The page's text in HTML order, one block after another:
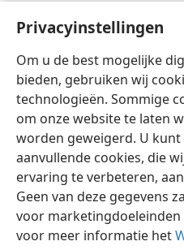
Privacyinstellingen
Om u de best mogelijke
bieden, gebruiken wij
technologieën. Sommige
om onze website te laten
worden geweigerd. U
aanvullende cookies, die
ervaring te verbeteren,
Geen van deze gegevens
voor
voor meer informatie het
[Illustratieverantwoording
Pictorial Archive (Near
Nederlands
Copyright © 2026 Watch Tower
Gebruiksvoorwaarden